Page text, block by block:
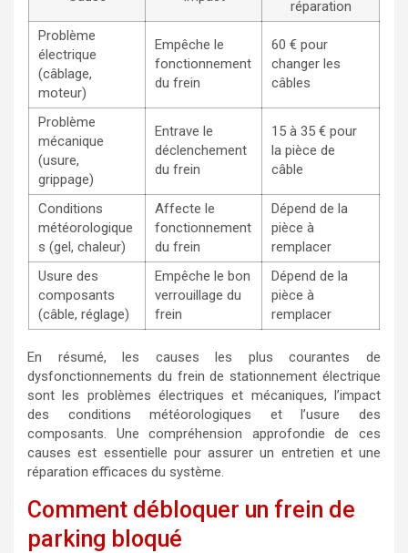
réparation
Problème
électrique
(câblage,
moteur)
Empêche le
fonctionnement
du frein
60 € pour
changer les
câbles
Problème
mécanique
(usure,
grippage)
Entrave le
déclenchement
du frein
15 à 35 € pour
la pièce de
câble
Conditions
météorologique
s (gel, chaleur)
Affecte le
fonctionnement
du frein
Dépend de la
pièce à
remplacer
Usure des
composants
(câble, réglage)
Empêche le bon
verrouillage du
frein
Dépend de la
pièce à
remplacer
En résumé, les causes les plus courantes de
dysfonctionnements du frein de stationnement électrique
sont les problèmes électriques et mécaniques, l’impact
des conditions météorologiques et l’usure des
composants. Une compréhension approfondie de ces
causes est essentielle pour assurer un entretien et une
réparation efficaces du système.
Comment débloquer un frein de
parking bloqué